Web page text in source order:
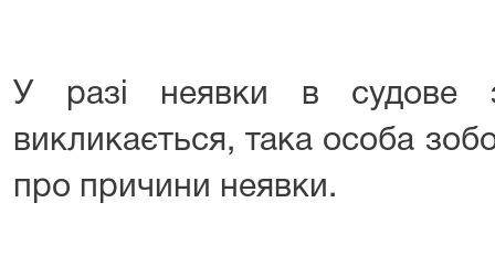
У разі неявки в судове
викликається, така особа
про причини неявки.